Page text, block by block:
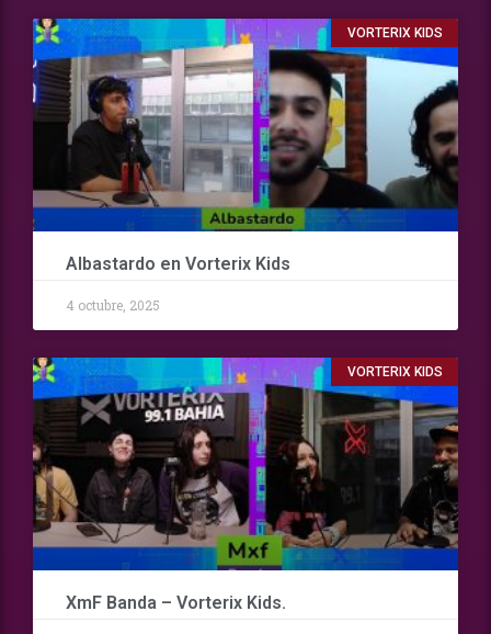
VORTERIX KIDS
Albastardo en Vorterix Kids
4 octubre, 2025
VORTERIX KIDS
XmF Banda – Vorterix Kids.